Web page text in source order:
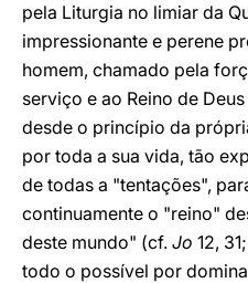
pela Liturgia no limiar da
impressionante e perene
homem, chamado pela
serviço e ao Reino de
desde o princípio da
por toda a sua vida, tão
de todas a "tentações",
continuamente o "reino"
deste mundo" (cf. Jo 12,
todo o possível por